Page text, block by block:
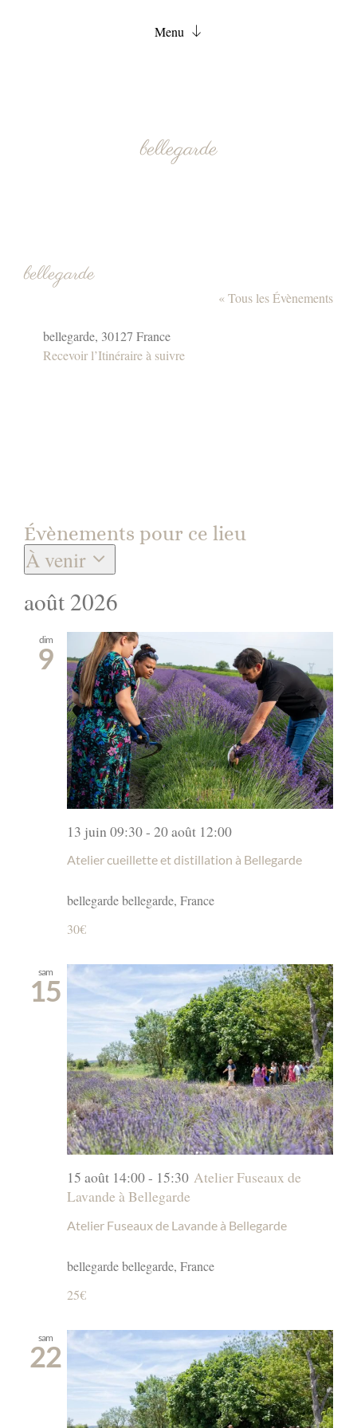
Menu
FAQ
bellegarde
bellegarde
« Tous les Évènements
Adresse
bellegarde, 30127 France
Recevoir l’Itinéraire à suivre
Évènements pour ce lieu
À venir
Sélectionnez
une
août 2026
dim
9
Atelier cueillette et distillation à Bellegarde
13 juin 09:30- 20 août 12:00
bellegardebellegarde, France
30€
sam
15
Atelier Fuseaux de Lavande à Bellegarde
15 août 14:00- 15:30 Atelier Fuseaux de
Lavande à Bellegarde
bellegardebellegarde, France
25€
sam
22